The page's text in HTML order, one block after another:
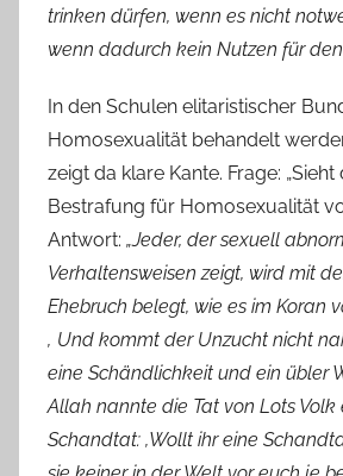
trinken dürfen, wenn es nicht
wenn dadurch kein Nutzen für
In den Schulen elitaristischer
Homosexualität behandelt
zeigt da klare Kante. Frage:
Bestrafung für Homosexualität
Antwort: „Jeder, der sexuell
Verhaltensweisen zeigt, wird mit
Ehebruch belegt, wie es im Koran
‚ Und kommt der Unzucht nicht
eine Schändlichkeit und ein übler
Allah nannte die Tat von Lots Volk
Schandtat: ‚Wollt ihr eine